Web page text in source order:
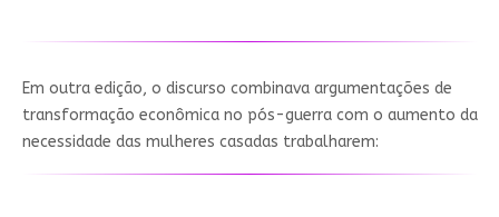
Em outra edição, o discurso combinava argumentações de
transformação econômica no pós-guerra com o aumento da
necessidade das mulheres casadas trabalharem: